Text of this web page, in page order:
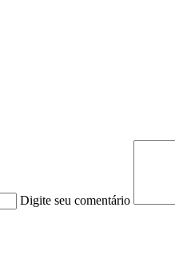
Digite seu comentário